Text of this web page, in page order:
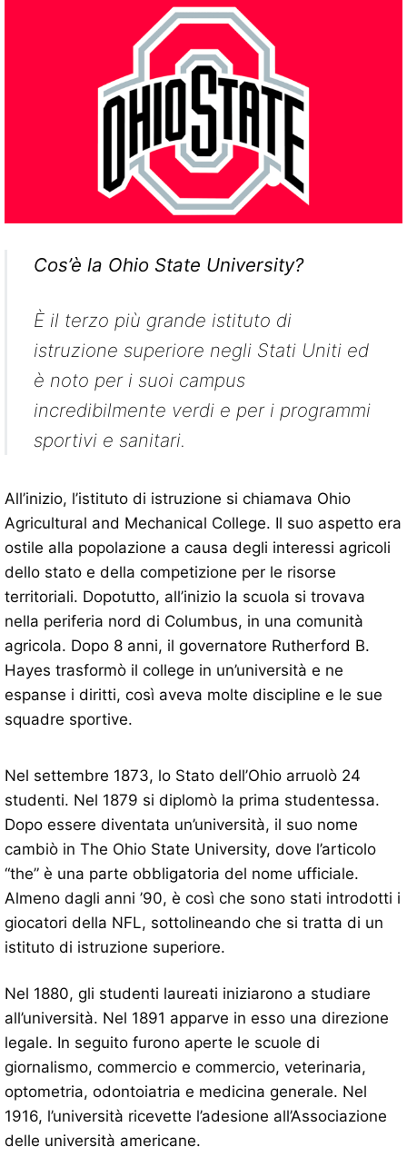
Cos’è la Ohio State University?
È il terzo più grande istituto di
istruzione superiore negli Stati Uniti ed
è noto per i suoi campus
incredibilmente verdi e per i programmi
sportivi e sanitari.
All’inizio, l’istituto di istruzione si chiamava Ohio
Agricultural and Mechanical College. Il suo aspetto era
ostile alla popolazione a causa degli interessi agricoli
dello stato e della competizione per le risorse
territoriali. Dopotutto, all’inizio la scuola si trovava
nella periferia nord di Columbus, in una comunità
agricola. Dopo 8 anni, il governatore Rutherford B.
Hayes trasformò il college in un’università e ne
espanse i diritti, così aveva molte discipline e le sue
squadre sportive.
Nel settembre 1873, lo Stato dell’Ohio arruolò 24
studenti. Nel 1879 si diplomò la prima studentessa.
Dopo essere diventata un’università, il suo nome
cambiò in The Ohio State University, dove l’articolo
“the” è una parte obbligatoria del nome ufficiale.
Almeno dagli anni ’90, è così che sono stati introdotti i
giocatori della NFL, sottolineando che si tratta di un
istituto di istruzione superiore.
Nel 1880, gli studenti laureati iniziarono a studiare
all’università. Nel 1891 apparve in esso una direzione
legale. In seguito furono aperte le scuole di
giornalismo, commercio e commercio, veterinaria,
optometria, odontoiatria e medicina generale. Nel
1916, l’università ricevette l’adesione all’Associazione
delle università americane.